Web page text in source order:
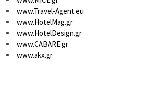
www.Travel-Agent.eu
www.HotelMag.gr
www.HotelDesign.gr
www.CABARE.gr
www.akx.gr